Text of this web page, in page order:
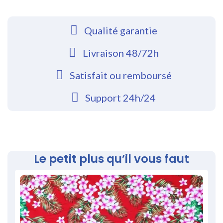
Qualité garantie
Livraison 48/72h
Satisfait ou remboursé
Support 24h/24
Le petit plus qu’il vous faut